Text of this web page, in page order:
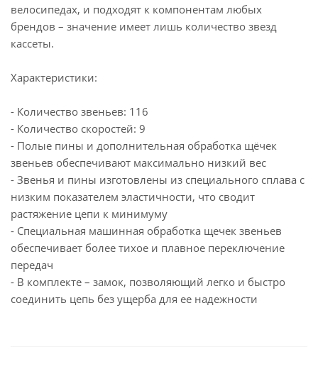
велосипедах, и подходят к компонентам любых
брендов – значение имеет лишь количество звезд
кассеты.
Характеристики:
- Количество звеньев: 116
- Количество скоростей: 9
- Полые пины и дополнительная обработка щёчек
звеньев обеспечивают максимально низкий вес
- Звенья и пины изготовлены из специального сплава с
низким показателем эластичности, что сводит
растяжение цепи к минимуму
- Специальная машинная обработка щечек звеньев
обеспечивает более тихое и плавное переключение
передач
- В комплекте – замок, позволяющий легко и быстро
соединить цепь без ущерба для ее надежности